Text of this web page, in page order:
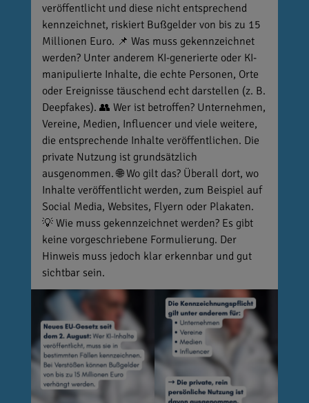
veröffentlicht und diese nicht entsprechend
kennzeichnet, riskiert Bußgelder von bis zu 15
Millionen Euro. 📌 Was muss gekennzeichnet
werden? Unter anderem KI-generierte oder KI-
manipulierte Inhalte, die echte Personen, Orte
oder Ereignisse täuschend echt darstellen (z. B.
Deepfakes). 👥 Wer ist betroffen? Unternehmen,
Vereine, Medien, Influencer und viele weitere,
die entsprechende Inhalte veröffentlichen. Die
private Nutzung ist grundsätzlich
ausgenommen. 🌐 Wo gilt das? Überall dort, wo
Inhalte veröffentlicht werden, zum Beispiel auf
Social Media, Websites, Flyern oder Plakaten.
💡 Wie muss gekennzeichnet werden? Es gibt
keine vorgeschriebene Formulierung. Der
Hinweis muss jedoch klar erkennbar und gut
sichtbar sein.